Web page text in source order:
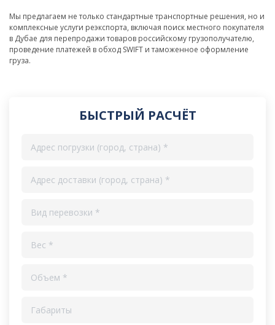
Мы предлагаем не только стандартные транспортные решения, но и
комплексные услуги реэкспорта, включая поиск местного покупателя
в Дубае для перепродажи товаров российскому грузополучателю,
проведение платежей в обход SWIFT и таможенное оформление
груза.
БЫСТРЫЙ РАСЧЁТ